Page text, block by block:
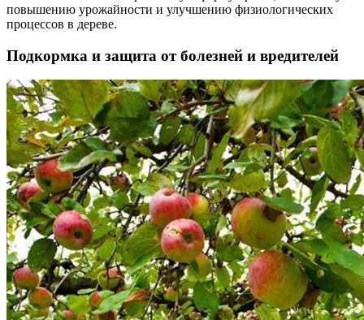
повышению урожайности и улучшению физиологических
процессов в дереве.
Подкормка и защита от болезней и вредителей